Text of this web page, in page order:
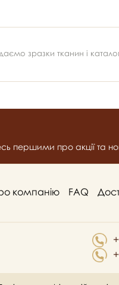
зразки тканин і
першими про акції та
компанію FAQ